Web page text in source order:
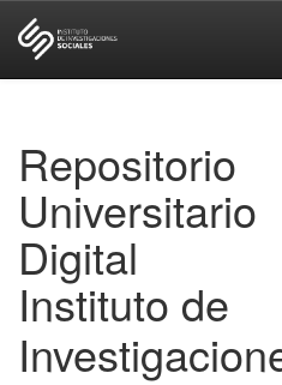
Repositorio
Universitario
Digital
Instituto de